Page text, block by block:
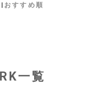
おすすめ順
一覧